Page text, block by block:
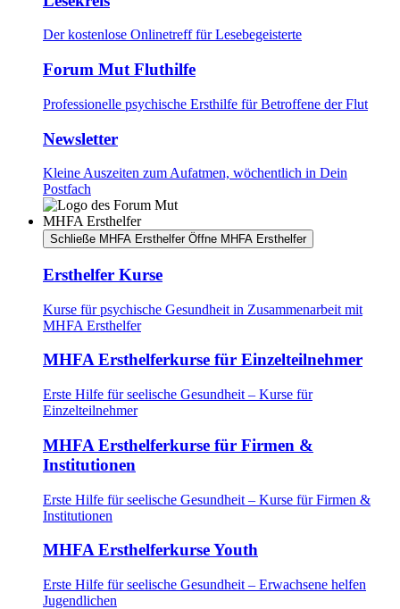
Der kostenlose Onlinetreff für Lesebegeisterte
Forum Mut Fluthilfe
Professionelle psychische Ersthilfe für Betroffene der Flut
Newsletter
Kleine Auszeiten zum Aufatmen, wöchentlich in Dein
Postfach
MHFA Ersthelfer
Schließe MHFA Ersthelfer Öffne MHFA Ersthelfer
Ersthelfer Kurse
Kurse für psychische Gesundheit in Zusammenarbeit mit
MHFA Ersthelfer
MHFA Ersthelferkurse für Einzelteilnehmer
Erste Hilfe für seelische Gesundheit – Kurse für
Einzelteilnehmer
MHFA Ersthelferkurse für Firmen &
Institutionen
Erste Hilfe für seelische Gesundheit – Kurse für Firmen &
Institutionen
MHFA Ersthelferkurse Youth
Erste Hilfe für seelische Gesundheit – Erwachsene helfen
Jugendlichen